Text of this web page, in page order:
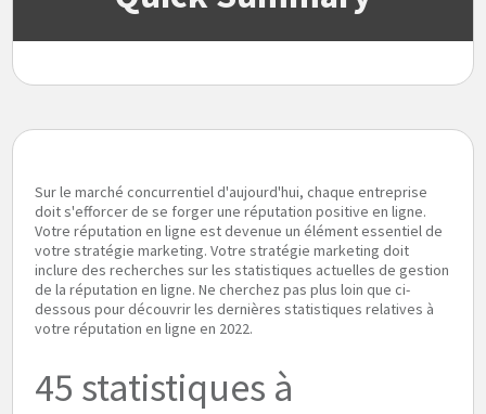
Sur le marché concurrentiel d'aujourd'hui, chaque entreprise
doit s'efforcer de se forger une réputation positive en ligne.
Votre réputation en ligne est devenue un élément essentiel de
votre stratégie marketing. Votre stratégie marketing doit
inclure des recherches sur les statistiques actuelles de gestion
de la réputation en ligne. Ne cherchez pas plus loin que ci-
dessous pour découvrir les dernières statistiques relatives à
votre réputation en ligne en 2022.
45 statistiques à